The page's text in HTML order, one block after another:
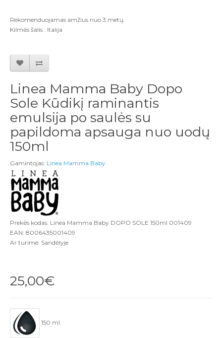
Rekomenduojamas amžius nuo 3 metų.
Kilmės šalis : Italija
Linea Mamma Baby Dopo
Sole Kūdikį raminantis
emulsija po saulės su
papildoma apsauga nuo uodų
150ml
Gamintojas: Linea Mamma Baby
Prekės kodas: Linea Mamma Baby DOPO SOLE 150ml 001409
EAN: 8006435001409
Ar turime: Sandėlyje
25,00€
150 ml.